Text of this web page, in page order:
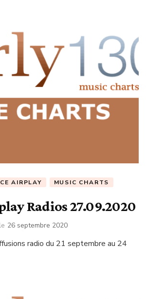
AIRPLAY MUSIC CHARTS
Radios 27.09.2020
le 26 septembre 2020
radio du 21 septembre au 24